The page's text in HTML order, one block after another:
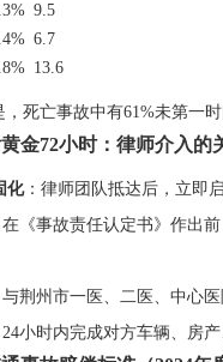
9.5
6.7
13.6
死亡事故中有61%未第一
金72小时：律师介入的
化：律师团队抵达后，立即
在《事故责任认定书》作出
与荆州市一医、二医、中心
24小时内完成对方车辆、房